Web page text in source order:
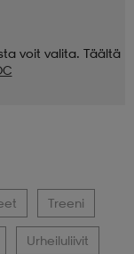
voit valita. Täältä
Treeni
Urheiluliivit